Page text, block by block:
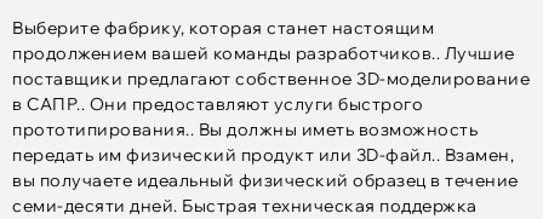
Выберите фабрику, которая станет настоящим
продолжением вашей команды разработчиков.. Лучшие
поставщики предлагают собственное 3D-моделирование
в САПР.. Они предоставляют услуги быстрого
прототипирования.. Вы должны иметь возможность
передать им физический продукт или 3D-файл.. Взамен,
вы получаете идеальный физический образец в течение
семи-десяти дней. Быстрая техническая поддержка